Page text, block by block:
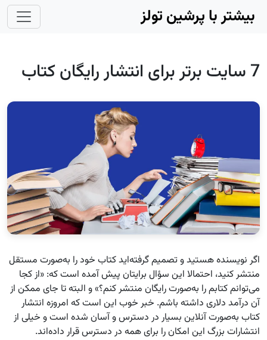
Skip to main content
بیشتر با پرشین تولز
7 سایت برتر برای انتشار رایگان کتاب
اگر نویسنده هستید و تصمیم گرفته‌اید کتاب خود را به‌صورت مستقل
منتشر کنید، احتمالا این سؤال برایتان پیش آمده است که: «از کجا
می‌توانم کتابم را به‌صورت رایگان منتشر کنم؟» و البته تا جای ممکن از
آن درآمد دلاری داشته باشم. خبر خوب این است که امروزه انتشار
کتاب به‌صورت آنلاین بسیار در دسترس و آسان شده است و خیلی از
انتشارات بزرگ این امکان را برای همه در دسترس قرار داده‌اند.